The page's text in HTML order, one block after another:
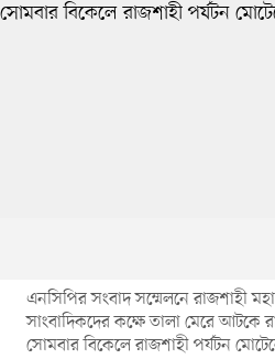
এনসিপির সংবাদ সম্মেলনে রাজশাহী
সাংবাদিকদের কক্ষে তালা মেরে
সোমবার বিকেলে রাজশাহী পর্যটন